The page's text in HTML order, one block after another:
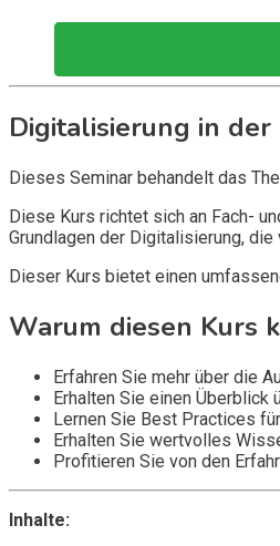
Digitalisierung in
Dieses Seminar behandelt das
Diese Kurs richtet sich an Fach-
Grundlagen der Digitalisierung,
Dieser Kurs bietet einen
Warum diesen Kurs
Erfahren Sie mehr über die
Erhalten Sie einen Überblick
Lernen Sie Best Practices
Erhalten Sie wertvolles
Profitieren Sie von den
Inhalte: